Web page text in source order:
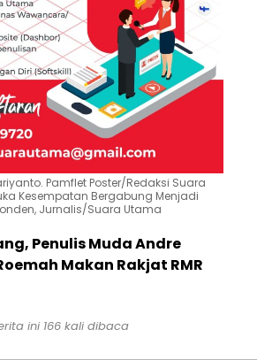
Pamflet Poster/Redaksi Suara
Kesempatan Bergabung Menjadi
Jurnalis/Suara Utama
Penulis Muda Andre
Makan Rakjat RMR
ini 166kali dibaca